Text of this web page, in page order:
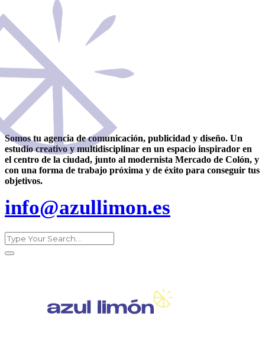
Somos tu agencia de comunicación, publicidad y diseño. Un
estudio creativo y multidisciplinar en un espacio inspirador en
el centro de la ciudad, junto al modernista Mercado de Colón, y
con una forma de trabajo próxima y de éxito para conseguir tus
objetivos.
info@azullimon.es